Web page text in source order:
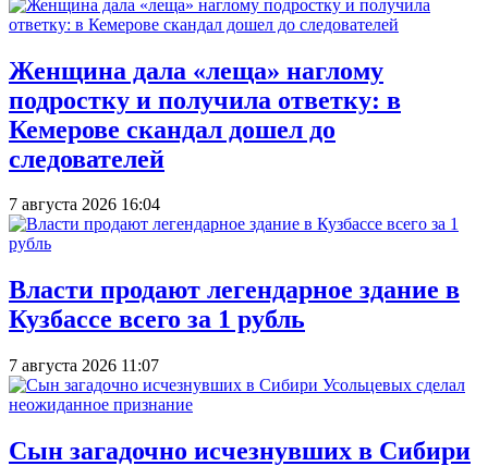
Женщина дала «леща» наглому
подростку и получила ответку: в
Кемерове скандал дошел до
следователей
7 августа 2026 16:04
Власти продают легендарное здание в
Кузбассе всего за 1 рубль
7 августа 2026 11:07
Сын загадочно исчезнувших в Сибири